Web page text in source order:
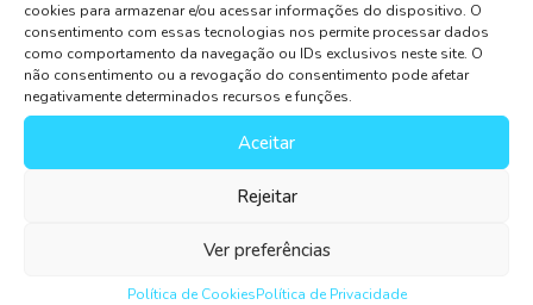
cookies para armazenar e/ou acessar informações do dispositivo. O
consentimento com essas tecnologias nos permite processar dados
como comportamento da navegação ou IDs exclusivos neste site. O
não consentimento ou a revogação do consentimento pode afetar
negativamente determinados recursos e funções.
Aceitar
Rejeitar
Ver preferências
Política de CookiesPolítica de Privacidade
Read More
Business Promot
when an unknown printer took ar galley offer type